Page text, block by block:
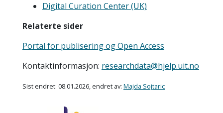
Digital Curation Center (UK)
Relaterte sider
Portal for publisering og Open Access
Kontaktinformasjon: researchdata@hjelp.uit.no
Sist endret: 08.01.2026, endret av: Majda Sojtaric